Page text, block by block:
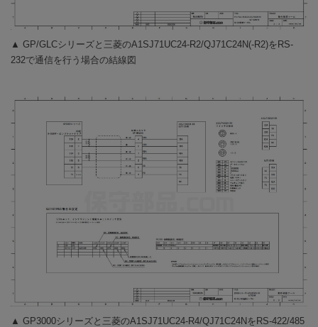
▲ GP/GLCシリーズと三菱のA1SJ71UC24-R2/QJ71C24N(-R2)をRS-
232で通信を行う場合の結線図
▲ GP3000シリーズと三菱のA1SJ71UC24-R4/QJ71C24NをRS-422/485